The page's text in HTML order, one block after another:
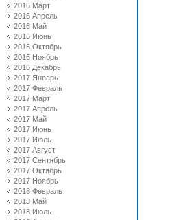
2016 Март
2016 Апрель
2016 Май
2016 Июнь
2016 Октябрь
2016 Ноябрь
2016 Декабрь
2017 Январь
2017 Февраль
2017 Март
2017 Апрель
2017 Май
2017 Июнь
2017 Июль
2017 Август
2017 Сентябрь
2017 Октябрь
2017 Ноябрь
2018 Февраль
2018 Май
2018 Июль